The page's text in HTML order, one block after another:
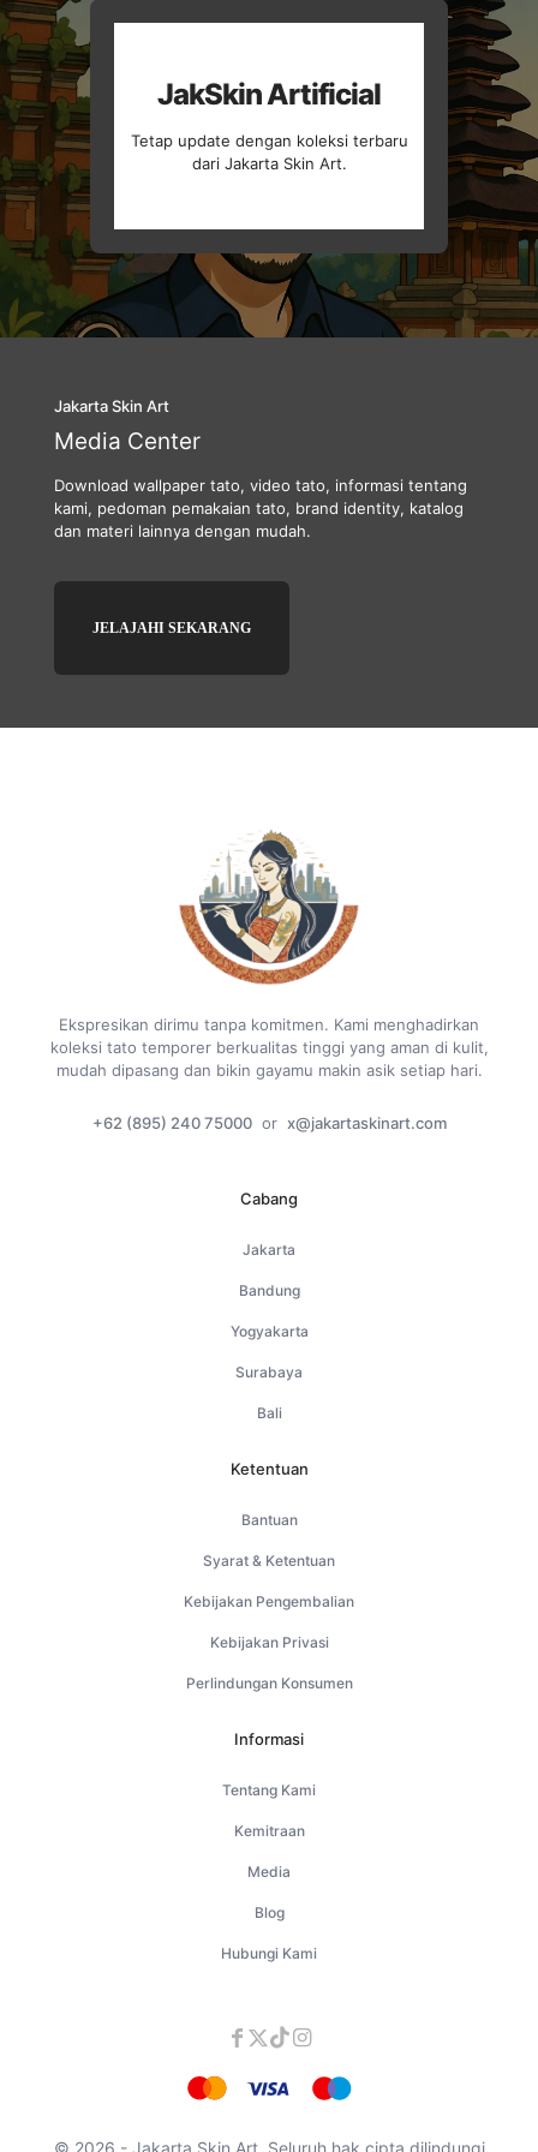
JakSkin Artificial
Tetap update dengan koleksi terbaru
dari Jakarta Skin Art.
Jakarta Skin Art
Media Center
Download wallpaper tato, video tato, informasi tentang
kami, pedoman pemakaian tato, brand identity, katalog
dan materi lainnya dengan mudah.
JELAJAHI SEKARANG
Ekspresikan dirimu tanpa komitmen. Kami menghadirkan
koleksi tato temporer berkualitas tinggi yang aman di kulit,
mudah dipasang dan bikin gayamu makin asik setiap hari.
+62 (895) 240 75000 or x@jakartaskinart.com
Cabang
Jakarta
Bandung
Yogyakarta
Surabaya
Bali
Ketentuan
Bantuan
Syarat & Ketentuan
Kebijakan Pengembalian
Kebijakan Privasi
Perlindungan Konsumen
Informasi
Tentang Kami
Kemitraan
Media
Blog
Hubungi Kami
© 2026 - Jakarta Skin Art. Seluruh hak cipta dilindungi